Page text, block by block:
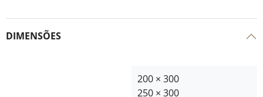
DIMENSÕES
200 × 300
250 × 300